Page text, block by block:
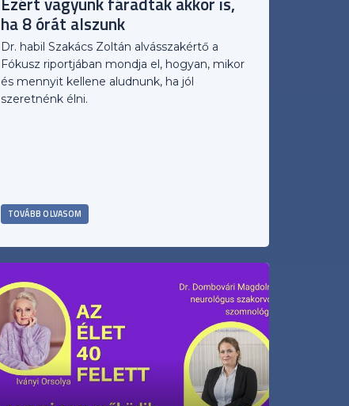
ha 8 órát alszunk
Dr. habil Szakács Zoltán alvásszakértő a
Fókusz riportjában mondja el, hogyan, mikor
és mennyit kellene aludnunk, ha jól
szeretnénk élni.
TOVÁBB OLVASOM